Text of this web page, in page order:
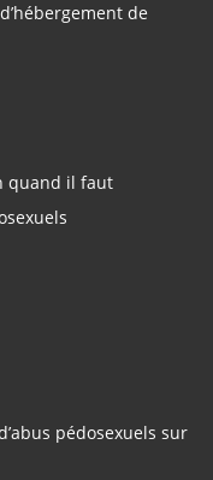
de
quand il faut
pédosexuels sur